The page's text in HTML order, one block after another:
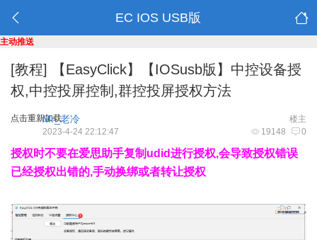
EC IOS USB版
主动推送
[教程]
【EasyClick】【IOSusb版】中控设备授
权,中控投屏控制,群控投屏授权方法
点击重新加载 楼主
Mr_老冷
19148 0
2023-4-24 22:12:47
授权时不要在爱思助手复制udid进行授权,会导致授权错误
已经授权出错的,手动换绑或者转让授权